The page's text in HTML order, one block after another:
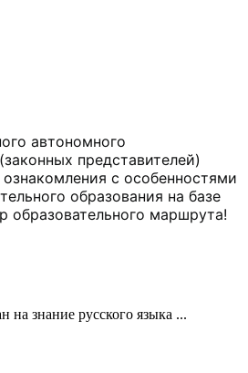
автономного
представителей)
с особенностями
образования на базе
образовательного маршрута!
на знание русского языка ...